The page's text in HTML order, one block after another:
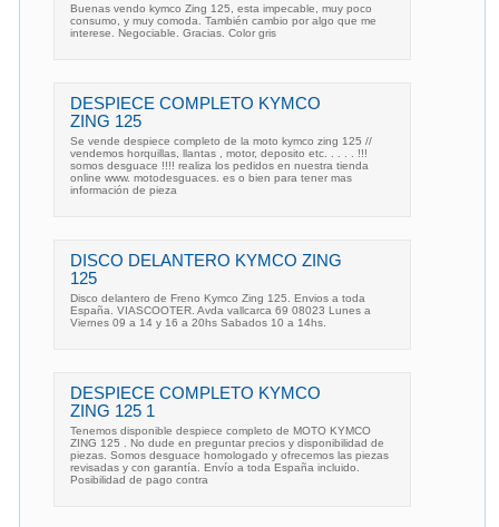
Buenas vendo kymco Zing 125, esta impecable, muy poco
consumo, y muy comoda. También cambio por algo que me
interese. Negociable. Gracias. Color gris
DESPIECE COMPLETO KYMCO
ZING 125
Se vende despiece completo de la moto kymco zing 125 //
vendemos horquillas, llantas , motor, deposito etc. . . . . !!!
somos desguace !!!! realiza los pedidos en nuestra tienda
online www. motodesguaces. es o bien para tener mas
información de pieza
DISCO DELANTERO KYMCO ZING
125
Disco delantero de Freno Kymco Zing 125. Envios a toda
España. VIASCOOTER. Avda vallcarca 69 08023 Lunes a
Viernes 09 a 14 y 16 a 20hs Sabados 10 a 14hs.
DESPIECE COMPLETO KYMCO
ZING 125 1
Tenemos disponible despiece completo de MOTO KYMCO
ZING 125 . No dude en preguntar precios y disponibilidad de
piezas. Somos desguace homologado y ofrecemos las piezas
revisadas y con garantía. Envío a toda España incluido.
Posibilidad de pago contra